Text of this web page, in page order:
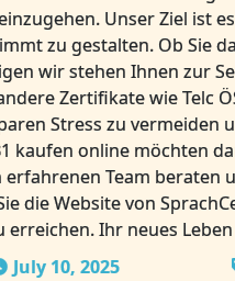
Unser Ziel ist
zu gestalten. Ob Sie
wir stehen Ihnen zur
Zertifikate wie Telc
Stress zu vermeiden
kaufen online möchten
erfahrenen Team beraten
die Website von
erreichen. Ihr neues
July 10, 2025